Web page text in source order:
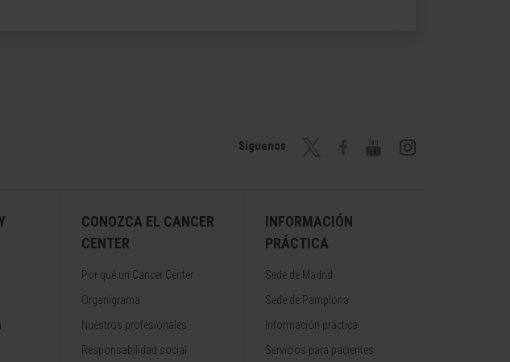
Síguenos
CONOZCA EL CANCER
CENTER
Por qué un Cancer Center
Organigrama
Nuestros profesionales
Responsabilidad social
INFORMACIÓN
PRÁCTICA
Sede de Madrid
Sede de Pamplona
Información práctica
Servicios para pacientes